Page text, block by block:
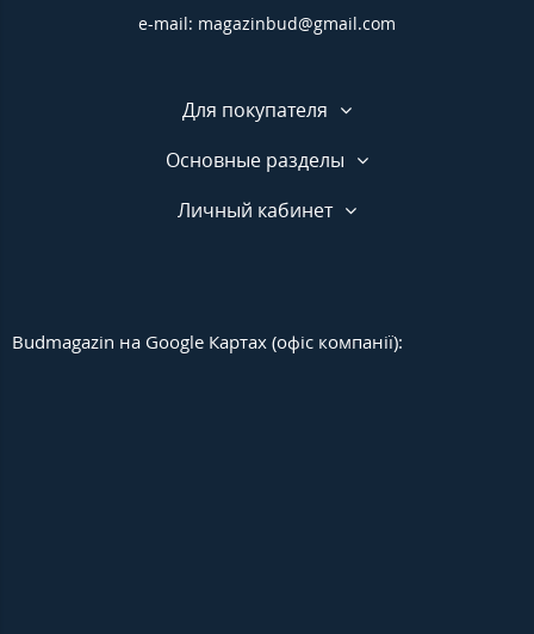
e-mail: magazinbud@gmail.com
Для покупателя
Основные разделы
Личный кабинет
Budmagazin на Google Картах (офіс компанії):